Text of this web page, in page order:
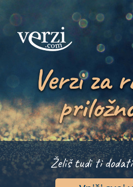
Verzi za
Želiš tudi ti dodati